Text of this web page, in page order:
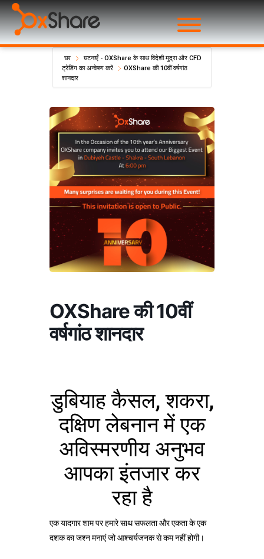
घर
घटनाएँ - OXShare के साथ विदेशी मुद्रा और CFD
ट्रेडिंग का अन्वेषण करें
OXShare की 10वीं वर्षगांठ
शानदार
OXShare की 10वीं
वर्षगांठ शानदार
डुबियाह कैसल, शकरा,
दक्षिण लेबनान में एक
अविस्मरणीय अनुभव
आपका इंतजार कर
रहा है
एक यादगार शाम पर हमारे साथ सफलता और एकता के एक
दशक का जश्न मनाएं जो आश्चर्यजनक से कम नहीं होगी।